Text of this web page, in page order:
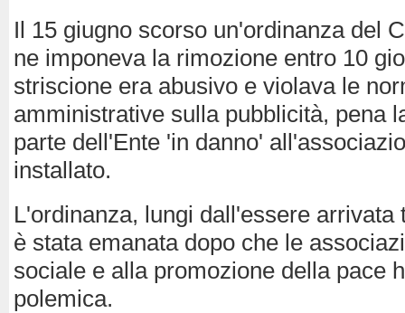
Il 15 giugno scorso un'ordinanza del
ne imponeva la rimozione entro 10
striscione era abusivo e violava le
amministrative sulla pubblicità, pena
parte dell'Ente 'in danno'
installato.
L'ordinanza, lungi dall'essere arrivata
è stata emanata dopo che le
sociale e alla promozione della pace
polemica.